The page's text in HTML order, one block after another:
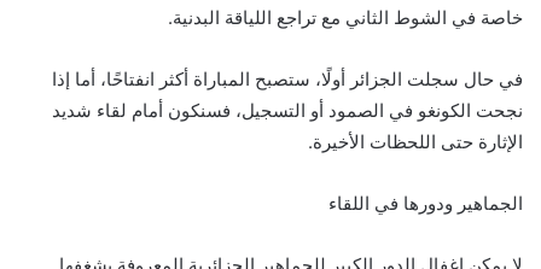
خاصة في الشوط الثاني مع تراجع اللياقة البدنية.
في حال سجلت الجزائر أولًا، ستصبح المباراة أكثر انفتاحًا، أما إذا
نجحت الكونغو في الصمود أو التسجيل، فسنكون أمام لقاء شديد
الإثارة حتى اللحظات الأخيرة.
الجماهير ودورها في اللقاء